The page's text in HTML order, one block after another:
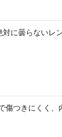
に曇らないレ
つきにくく